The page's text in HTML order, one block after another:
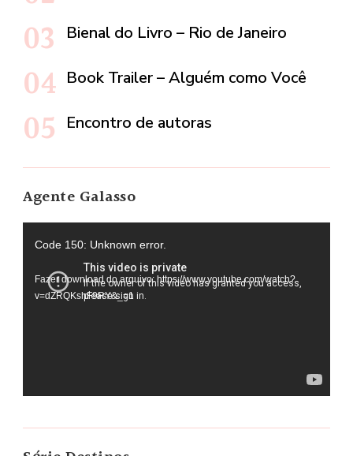
Bienal do Livro – Rio de Janeiro
Book Trailer – Alguém como Você
Encontro de autoras
Agente Galasso
vídeo
Code 150: Unknown error.
Fazer download do arquivo: https://www.youtube.com/watch?
v=dZRQKshF9RY&_=1